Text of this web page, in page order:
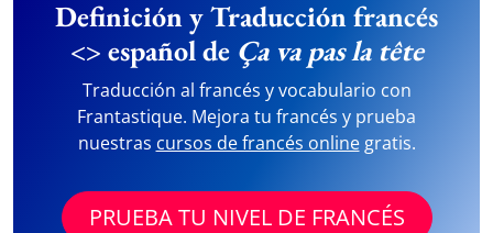
Definición y Traducción francés
<> español de Ça va pas la tête
Traducción al francés y vocabulario con
Frantastique. Mejora tu francés y prueba
nuestras cursos de francés onlinegratis.
PRUEBA TU NIVEL DE FRANCÉS